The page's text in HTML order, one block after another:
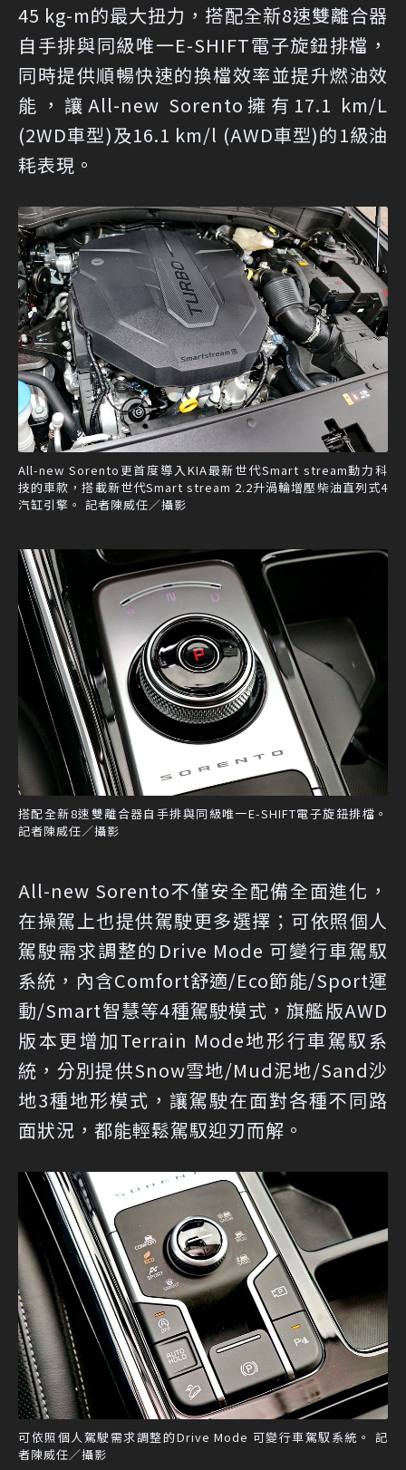
45 kg-m的最大扭力，搭配全新8速雙離合器
自手排與同級唯一E-SHIFT電子旋鈕排檔，
同時提供順暢快速的換檔效率並提升燃油效
能，讓All-new Sorento擁有17.1 km/L
(2WD車型)及16.1 km/l (AWD車型)的1級油
耗表現。
All-new Sorento更首度導入KIA最新世代Smart stream動力科
技的車款，搭載新世代Smart stream 2.2升渦輪增壓柴油直列式4
汽缸引擎。 記者陳威任／攝影
搭配全新8速雙離合器自手排與同級唯一E-SHIFT電子旋鈕排檔。
記者陳威任／攝影
All-new Sorento不僅安全配備全面進化，
在操駕上也提供駕駛更多選擇；可依照個人
駕駛需求調整的Drive Mode 可變行車駕馭
系統，內含Comfort舒適/Eco節能/Sport運
動/Smart智慧等4種駕駛模式，旗艦版AWD
版本更增加Terrain Mode地形行車駕馭系
統，分別提供Snow雪地/Mud泥地/Sand沙
地3種地形模式，讓駕駛在面對各種不同路
面狀況，都能輕鬆駕馭迎刃而解。
可依照個人駕駛需求調整的Drive Mode 可變行車駕馭系統。 記
者陳威任／攝影